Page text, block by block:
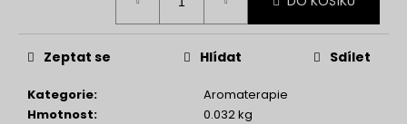
Kategorie:
Aromaterapie
Hmotnost:
0.032 kg
Zeptat se Hlídat Sdílet